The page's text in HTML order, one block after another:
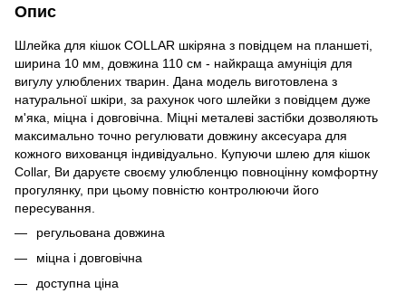
Опис
Шлейка для кішок COLLAR шкіряна з повідцем на планшеті,
ширина 10 мм, довжина 110 см - найкраща амуніція для
вигулу улюблених тварин. Дана модель виготовлена ​​з
натуральної шкіри, за рахунок чого шлейки з повідцем дуже
м'яка, міцна і довговічна. Міцні металеві застібки дозволяють
максимально точно регулювати довжину аксесуара для
кожного вихованця індивідуально. Купуючи шлею для кішок
Collar, Ви даруєте своєму улюбленцю повноцінну комфортну
прогулянку, при цьому повністю контролюючи його
пересування.
регульована довжина
міцна і довговічна
доступна ціна